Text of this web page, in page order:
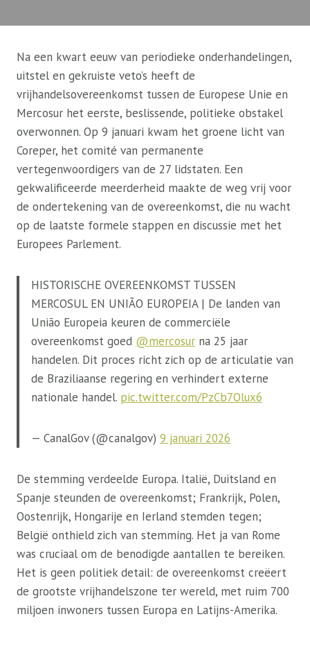
Na een kwart eeuw van periodieke onderhandelingen,
uitstel en gekruiste veto’s heeft de
vrijhandelsovereenkomst tussen de Europese Unie en
Mercosur het eerste, beslissende, politieke obstakel
overwonnen. Op 9 januari kwam het groene licht van
Coreper, het comité van permanente
vertegenwoordigers van de 27 lidstaten. Een
gekwalificeerde meerderheid maakte de weg vrij voor
de ondertekening van de overeenkomst, die nu wacht
op de laatste formele stappen en discussie met het
Europees Parlement.
HISTORISCHE OVEREENKOMST TUSSEN
MERCOSUL EN UNIÃO EUROPEIA | De landen van
União Europeia keuren de commerciële
overeenkomst goed @mercosur na 25 jaar
handelen. Dit proces richt zich op de articulatie van
de Braziliaanse regering en verhindert externe
nationale handel. pic.twitter.com/PzCb7Olux6
— CanalGov (@canalgov) 9 januari 2026
De stemming verdeelde Europa. Italië, Duitsland en
Spanje steunden de overeenkomst; Frankrijk, Polen,
Oostenrijk, Hongarije en Ierland stemden tegen;
België onthield zich van stemming. Het ja van Rome
was cruciaal om de benodigde aantallen te bereiken.
Het is geen politiek detail: de overeenkomst creëert
de grootste vrijhandelszone ter wereld, met ruim 700
miljoen inwoners tussen Europa en Latijns-Amerika.